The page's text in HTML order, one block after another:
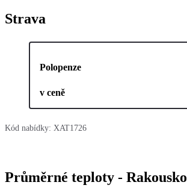
Strava
Polopenze
v ceně
Kód nabídky: XAT1726
Průměrné teploty - Rakousko